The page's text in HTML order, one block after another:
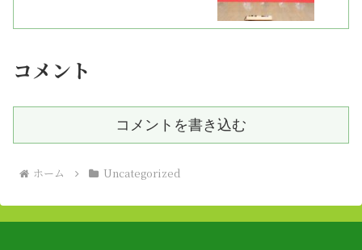
コメント
コメントを書き込む
ホーム Uncategorized